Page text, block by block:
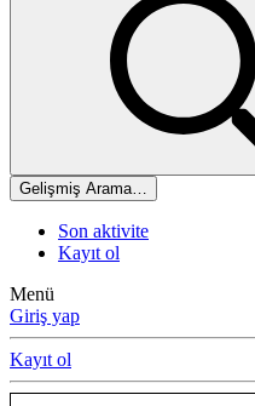
Gelişmiş Arama…
Son aktivite
Kayıt ol
Menü
Giriş yap
Kayıt ol